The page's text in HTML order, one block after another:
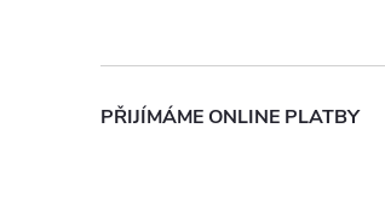
e
PŘIJÍMÁME ONLINE PLATBY